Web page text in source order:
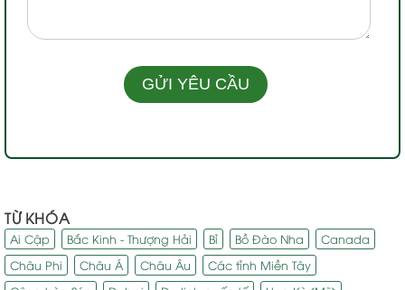
TỪ KHÓA
Ai Cập Bắc Kinh - Thượng Hải Bỉ Bồ Đào Nha
Canada
Châu Phi
Châu Á Châu Âu
Các tỉnh Miền Tây